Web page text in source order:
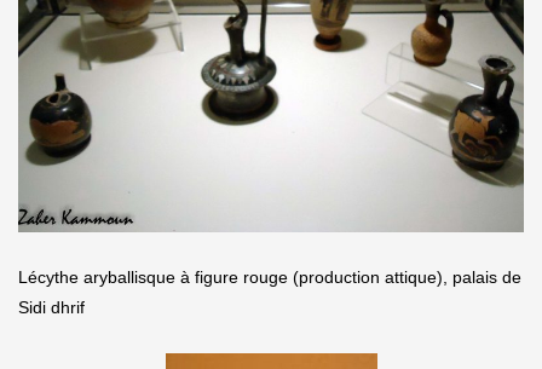
Lécythe aryballisque à figure rouge (production attique), palais de
Sidi dhrif